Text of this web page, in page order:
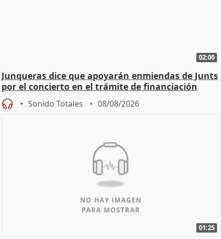
02:00
Junqueras dice que apoyarán enmiendas de Junts
por el concierto en el trámite de financiación
Sonido Totales 08/08/2026
01:25